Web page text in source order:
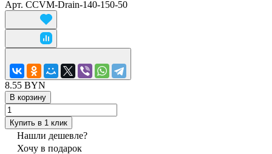
Арт. CCVM-Drain-140-150-50
8.55 BYN
В корзину
Купить в 1 клик
Нашли дешевле?
Хочу в подарок